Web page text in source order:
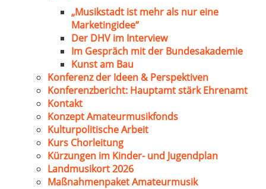
„Musikstadt ist mehr als nur eine
Marketingidee“
Der DHV im Interview
Im Gespräch mit der Bundesakademie
Kunst am Bau
Konferenz der Ideen & Perspektiven
Konferenzbericht: Hauptamt stärk Ehrenamt
Kontakt
Konzept Amateurmusikfonds
Kulturpolitische Arbeit
Kurs Chorleitung
Kürzungen im Kinder- und Jugendplan
Landmusikort 2026
Maßnahmenpaket Amateurmusik